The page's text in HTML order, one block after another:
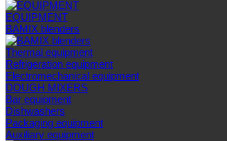
EQUIPMENT
BAMIX blenders
Thermal equipment
Refrigeration equipment
Electromechanical equipment
DOUGH MIXERS
Bar equipment
Dishwashers
Packaging equipment
Auxiliary equipment